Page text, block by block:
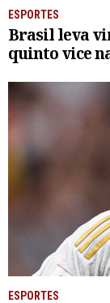
ESPORTES
Brasil leva
quinto vice
ESPORTES